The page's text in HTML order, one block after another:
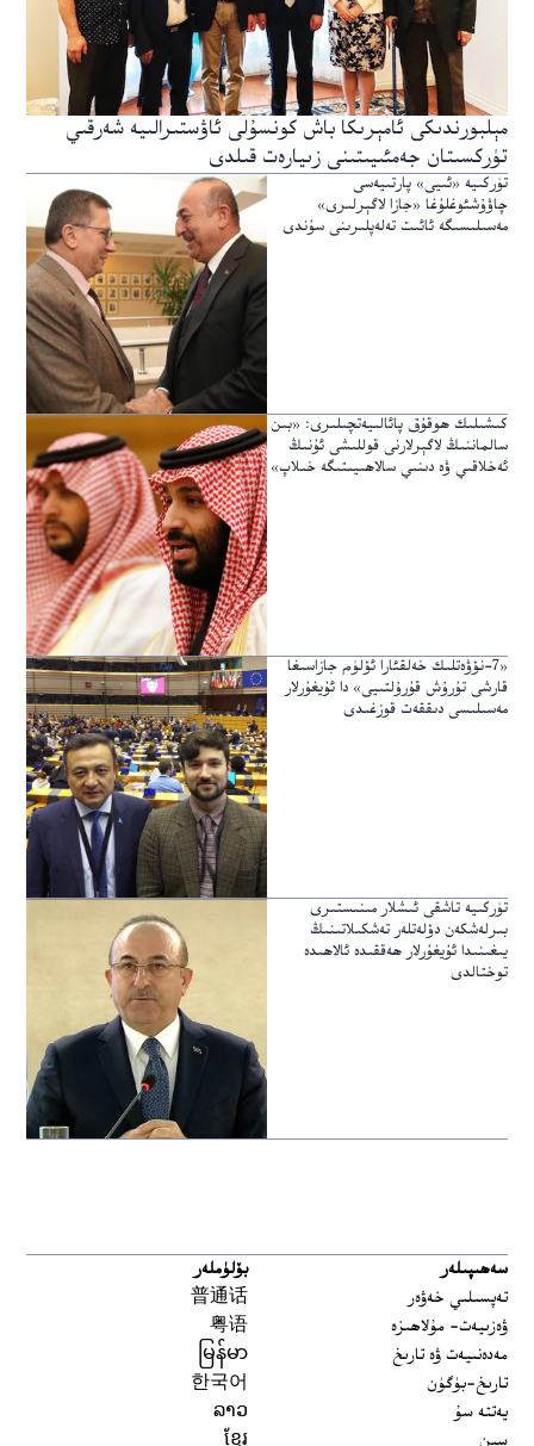
مېلبورندىكى ئامېرىكا باش كونسۇلى ئاۋستىرالىيە شەرقىي
تۈركسىتان جەمئىيىتىنى زىيارەت قىلدى
تۈركىيە «ئىيى» پارتىيەسى
چاۋۇشئوغلۇغا «جازا لاگېرلىرى»
مەسىلىسىگە ئائىت تەلەپلىرىنى سۇندى
كىشىلىك ھوقۇق پائالىيەتچىلىرى: «بىن
سالماننىڭ لاگېرلارنى قوللىشى ئۇنىڭ
ئەخلاقىي ۋە دىنىي سالاھىيىتىگە خىلاپ»
«7-نۆۋەتلىك خەلقئارا ئۆلۈم جازاسىغا
قارشى تۇرۇش قۇرۇلتىيى» دا ئۇيغۇرلار
مەسىلىسى دىققەت قوزغىدى
تۈركىيە تاشقى ئىشلار مىنىستىرى
بىرلەشكەن دۆلەتلەر تەشكىلاتىنىڭ
يىغىنىدا ئۇيغۇرلار ھەققىدە ئالاھىدە
توختالدى
سەھىپىلەر
تەپسىلىي خەۋەر
ۋەزىيەت- مۇلاھىزە
مەدەنىيەت ۋە تارىخ
تارىخ-بۈگۈن
يەتتە سۇ
بۆلۈملەر
普通话
粤语
မြန်မာ
한국어
ລາວ